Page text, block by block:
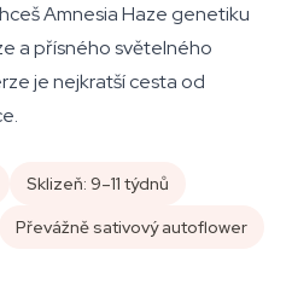
Amnesia Haze genetiku
a přísného světelného
je nejkratší cesta od
Sklizeň: 9–11 týdnů
Převážně sativový autoflower